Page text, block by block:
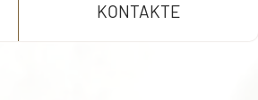
KONTAKTE